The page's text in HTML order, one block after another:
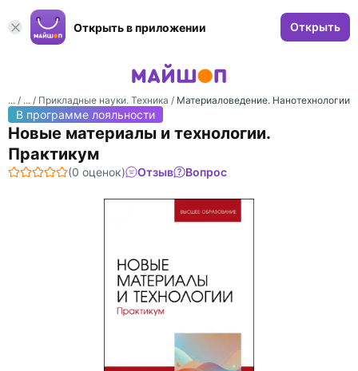
Открыть в приложении Открыть
... / ... / Прикладные науки. Техника / Материаловедение. Нанотехнологии
В программе лояльности
Новые материалы и технологии.
Практикум
(0 оценок) Отзыв Вопрос